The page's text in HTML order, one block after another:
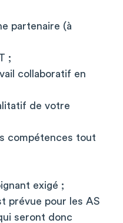
partenaire (à
;
collaboratif en
de votre
compétences tout
exigé ;
prévue pour les AS
seront donc